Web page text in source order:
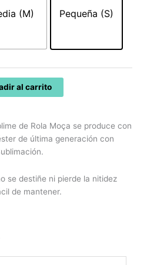
(M) Pequeña (S)
al carrito
de Rola Moça se produce con
de última generación con
se destiñe ni pierde la nitidez
de mantener.